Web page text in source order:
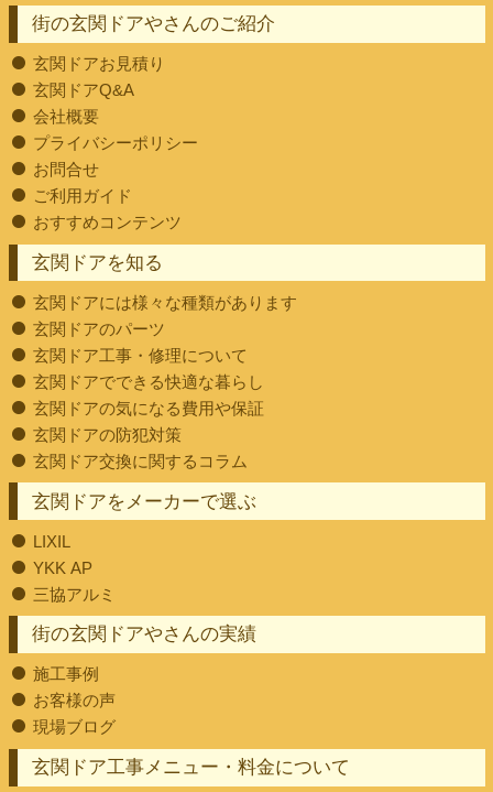
街の玄関ドアやさんのご紹介
玄関ドアお見積り
玄関ドアQ&A
会社概要
プライバシーポリシー
お問合せ
ご利用ガイド
おすすめコンテンツ
街の玄関ドアやさんの実績
施工事例
お客様の声
現場ブログ
玄関ドアを知る
玄関ドアには様々な種類があります
玄関ドアのパーツ
玄関ドア工事・修理について
玄関ドアでできる快適な暮らし
玄関ドアの気になる費用や保証
玄関ドアの防犯対策
玄関ドア交換に関するコラム
玄関ドア工事メニュー・料金について
玄関ドアをメーカーで選ぶ
LIXIL
YKK AP
三協アルミ